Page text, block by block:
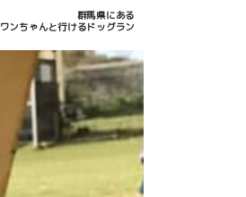
群馬県にある
ワンちゃんと行けるドッグラン